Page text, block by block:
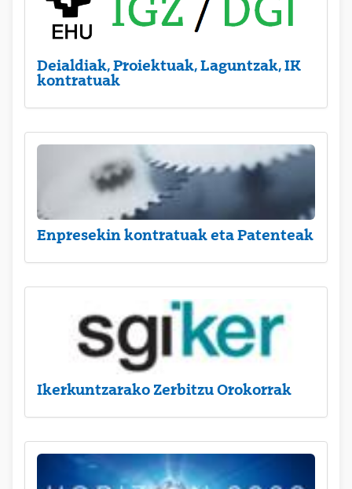
Deialdiak, Proiektuak, Laguntzak, IK
kontratuak
Enpresekin kontratuak eta Patenteak
Ikerkuntzarako Zerbitzu Orokorrak